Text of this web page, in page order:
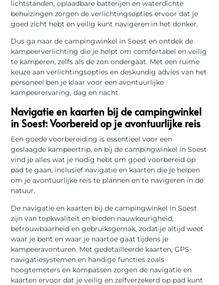
lichtstanden, oplaadbare batterijen en waterdichte
behuizingen zorgen de verlichtingsopties ervoor dat je
goed zicht hebt en veilig kunt navigeren in het donker.
Dus ga naar de campingwinkel in Soest en ontdek de
kampeerverlichting die je helpt om comfortabel en veilig
te kamperen, zelfs als de zon ondergaat. Met een ruime
keuze aan verlichtingsopties en deskundig advies van het
personeel ben je klaar voor een avontuurlijke
kampeerervaring, dag en nacht.
Navigatie en kaarten bij de campingwinkel
in Soest: Voorbereid op je avontuurlijke reis
Een goede voorbereiding is essentieel voor een
geslaagde kampeertrip, en bij de campingwinkel in Soest
vind je alles wat je nodig hebt om goed voorbereid op
pad te gaan, inclusief navigatie en kaarten die je helpen
om je avontuurlijke reis te plannen en te navigeren in de
natuur.
De navigatie en kaarten bij de campingwinkel in Soest
zijn van topkwaliteit en bieden nauwkeurigheid,
betrouwbaarheid en gebruiksgemak, zodat je altijd weet
waar je bent en waar je naartoe gaat tijdens je
kampeeravonturen. Met gedetailleerde kaarten, GPS-
navigatiesystemen en handige functies zoals
hoogtemeters en kompassen zorgen de navigatie en
kaarten ervoor dat je veilig en zelfverzekerd op pad kunt